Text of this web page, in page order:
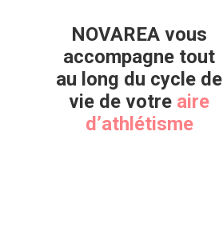
NOVAREA vous
accompagne tout
au long du cycle de
vie de votre aire
d’athlétisme